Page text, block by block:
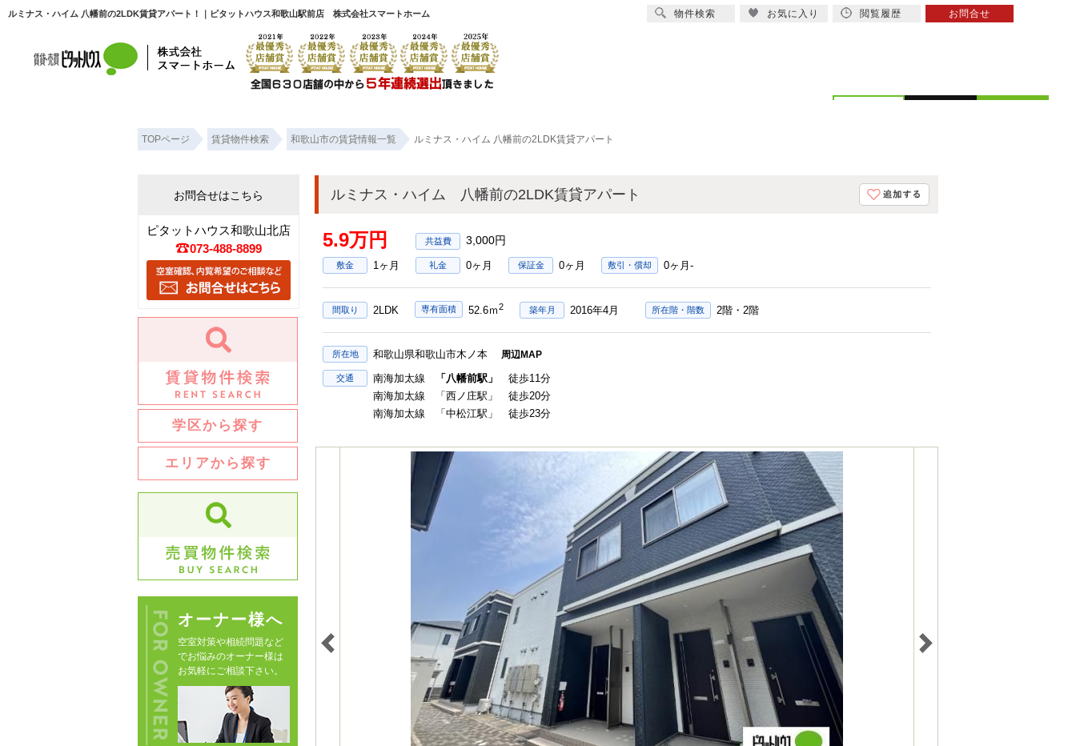
ルミナス・ハイム 八幡前の2LDK賃貸アパート！｜ピタットハウス和歌山駅前店 株式会社スマートホーム
TOPページ 賃貸物件検索 和歌山市の賃貸情報一覧 ルミナス・ハイム 八幡前の2LDK賃貸アパート
ルミナス・ハイム 八幡前の2LDK賃貸アパート
5.9万円 3,000円
敷金 1ヶ月 礼金 0ヶ月 保証金 0ヶ月 敷引・償却 0ヶ月-
間取り 2LDK 専有面積 52.6ｍ2 築年月 2016年4月 所在階・階数 2階・2階
所在地 和歌山県和歌山市木ノ本 周辺MAP
交通 南海加太線 「八幡前駅」
徒歩11分
南海加太線 「西ノ庄駅」 徒歩20分
南海加太線 「中松江駅」 徒歩23分
お問合せはこちら
ピタットハウス和歌山北店
073-488-8899
学区から探す
エリアから探す
オーナー様へ
空室対策や相続問題など
でお悩みのオーナー様は
お気軽にご相談下さい。
物件検索 お気に入り 閲覧履歴 お問合せ